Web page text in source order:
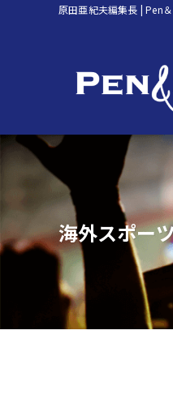
原田亜紀夫編集長 | Pen
海外スポー